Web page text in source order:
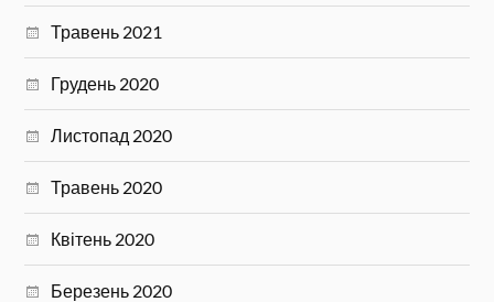
Травень 2021
Грудень 2020
Листопад 2020
Травень 2020
Квітень 2020
Березень 2020